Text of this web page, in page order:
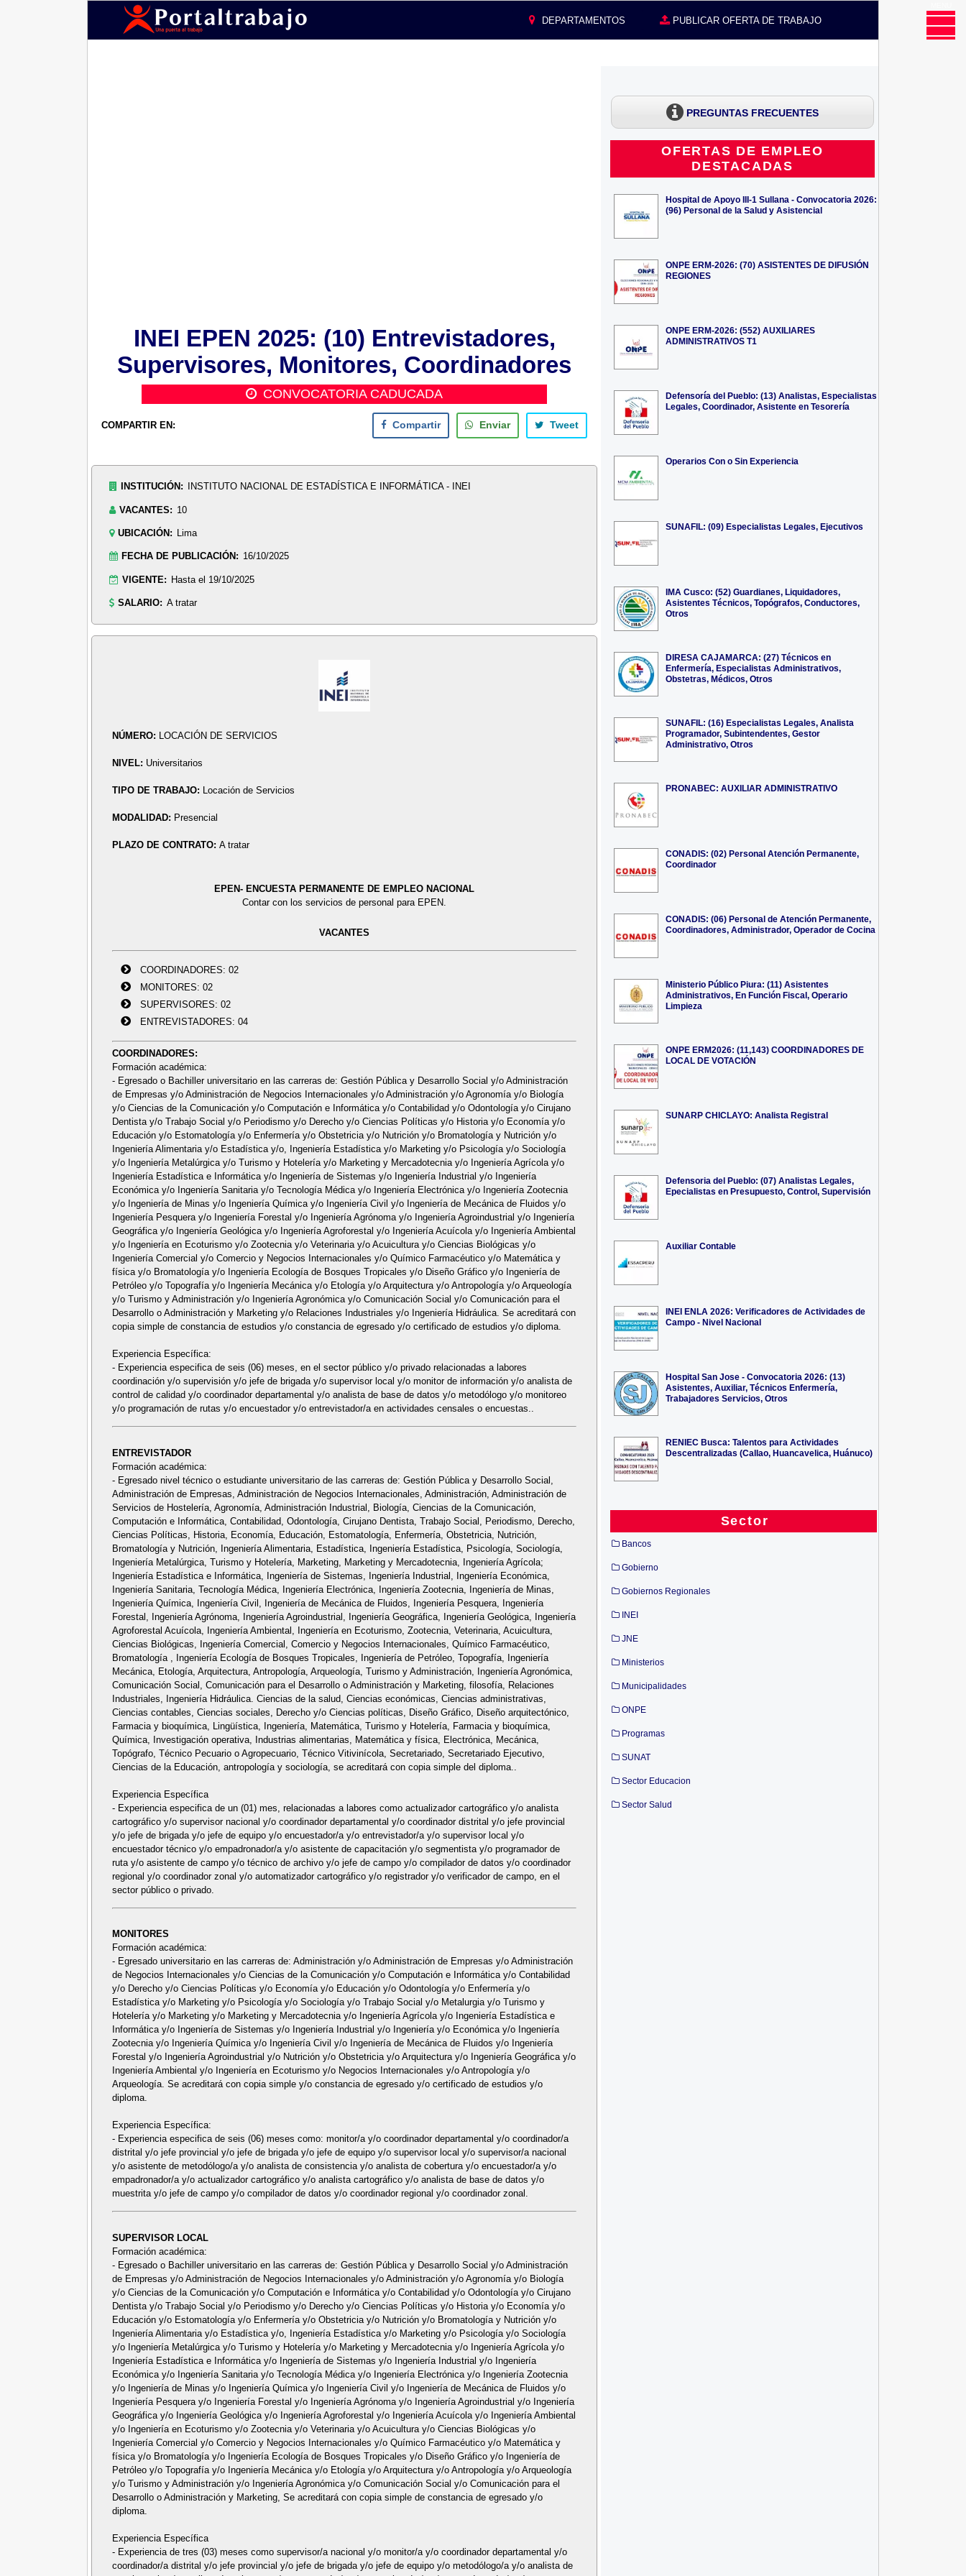
DEPARTAMENTOS PUBLICAR OFERTA DE TRABAJO
INEI EPEN 2025: (10) Entrevistadores,
Supervisores, Monitores, Coordinadores
CONVOCATORIA CADUCADA
COMPARTIR EN: Compartir Enviar Tweet
INSTITUCIÓN: INSTITUTO NACIONAL DE ESTADÍSTICA E INFORMÁTICA - INEI
VACANTES: 10
UBICACIÓN: Lima
FECHA DE PUBLICACIÓN: 16/10/2025
VIGENTE: Hasta el 19/10/2025
SALARIO: A tratar
NÚMERO: LOCACIÓN DE SERVICIOS
NIVEL: Universitarios
TIPO DE TRABAJO: Locación de Servicios
MODALIDAD: Presencial
PLAZO DE CONTRATO:A tratar
EPEN- ENCUESTA PERMANENTE DE EMPLEO NACIONAL
Contar con los servicios de personal para EPEN.
VACANTES
COORDINADORES: 02
MONITORES: 02
SUPERVISORES: 02
ENTREVISTADORES: 04
COORDINADORES:
Formación académica:
- Egresado o Bachiller universitario en las carreras de: Gestión Pública y Desarrollo Social y/o Administración
de Empresas y/o Administración de Negocios Internacionales y/o Administración y/o Agronomía y/o Biología
y/o Ciencias de la Comunicación y/o Computación e Informática y/o Contabilidad y/o Odontología y/o Cirujano
Dentista y/o Trabajo Social y/o Periodismo y/o Derecho y/o Ciencias Políticas y/o Historia y/o Economía y/o
Educación y/o Estomatología y/o Enfermería y/o Obstetricia y/o Nutrición y/o Bromatología y Nutrición y/o
Ingeniería Alimentaria y/o Estadística y/o, Ingeniería Estadística y/o Marketing y/o Psicología y/o Sociología
y/o Ingeniería Metalúrgica y/o Turismo y Hotelería y/o Marketing y Mercadotecnia y/o Ingeniería Agrícola y/o
Ingeniería Estadística e Informática y/o Ingeniería de Sistemas y/o Ingeniería Industrial y/o Ingeniería
Económica y/o Ingeniería Sanitaria y/o Tecnología Médica y/o Ingeniería Electrónica y/o Ingeniería Zootecnia
y/o Ingeniería de Minas y/o Ingeniería Química y/o Ingeniería Civil y/o Ingeniería de Mecánica de Fluidos y/o
Ingeniería Pesquera y/o Ingeniería Forestal y/o Ingeniería Agrónoma y/o Ingeniería Agroindustrial y/o Ingeniería
Geográfica y/o Ingeniería Geológica y/o Ingeniería Agroforestal y/o Ingeniería Acuícola y/o Ingeniería Ambiental
y/o Ingeniería en Ecoturismo y/o Zootecnia y/o Veterinaria y/o Acuicultura y/o Ciencias Biológicas y/o
Ingeniería Comercial y/o Comercio y Negocios Internacionales y/o Químico Farmacéutico y/o Matemática y
física y/o Bromatología y/o Ingeniería Ecología de Bosques Tropicales y/o Diseño Gráfico y/o Ingeniería de
Petróleo y/o Topografía y/o Ingeniería Mecánica y/o Etología y/o Arquitectura y/o Antropología y/o Arqueología
y/o Turismo y Administración y/o Ingeniería Agronómica y/o Comunicación Social y/o Comunicación para el
Desarrollo o Administración y Marketing y/o Relaciones Industriales y/o Ingeniería Hidráulica. Se acreditará con
copia simple de constancia de estudios y/o constancia de egresado y/o certificado de estudios y/o diploma.
Experiencia Específica:
- Experiencia especifica de seis (06) meses, en el sector público y/o privado relacionadas a labores
coordinación y/o supervisión y/o jefe de brigada y/o supervisor local y/o monitor de información y/o analista de
control de calidad y/o coordinador departamental y/o analista de base de datos y/o metodólogo y/o monitoreo
y/o programación de rutas y/o encuestador y/o entrevistador/a en actividades censales o encuestas..
ENTREVISTADOR
Formación académica:
- Egresado nivel técnico o estudiante universitario de las carreras de: Gestión Pública y Desarrollo Social,
Administración de Empresas, Administración de Negocios Internacionales, Administración, Administración de
Servicios de Hostelería, Agronomía, Administración Industrial, Biología, Ciencias de la Comunicación,
Computación e Informática, Contabilidad, Odontología, Cirujano Dentista, Trabajo Social, Periodismo, Derecho,
Ciencias Políticas, Historia, Economía, Educación, Estomatología, Enfermería, Obstetricia, Nutrición,
Bromatología y Nutrición, Ingeniería Alimentaria, Estadística, Ingeniería Estadística, Psicología, Sociología,
Ingeniería Metalúrgica, Turismo y Hotelería, Marketing, Marketing y Mercadotecnia, Ingeniería Agrícola;
Ingeniería Estadística e Informática, Ingeniería de Sistemas, Ingeniería Industrial, Ingeniería Económica,
Ingeniería Sanitaria, Tecnología Médica, Ingeniería Electrónica, Ingeniería Zootecnia, Ingeniería de Minas,
Ingeniería Química, Ingeniería Civil, Ingeniería de Mecánica de Fluidos, Ingeniería Pesquera, Ingeniería
Forestal, Ingeniería Agrónoma, Ingeniería Agroindustrial, Ingeniería Geográfica, Ingeniería Geológica, Ingeniería
Agroforestal Acuícola, Ingeniería Ambiental, Ingeniería en Ecoturismo, Zootecnia, Veterinaria, Acuicultura,
Ciencias Biológicas, Ingeniería Comercial, Comercio y Negocios Internacionales, Químico Farmacéutico,
Bromatología , Ingeniería Ecología de Bosques Tropicales, Ingeniería de Petróleo, Topografía, Ingeniería
Mecánica, Etología, Arquitectura, Antropología, Arqueología, Turismo y Administración, Ingeniería Agronómica,
Comunicación Social, Comunicación para el Desarrollo o Administración y Marketing, filosofía, Relaciones
Industriales, Ingeniería Hidráulica. Ciencias de la salud, Ciencias económicas, Ciencias administrativas,
Ciencias contables, Ciencias sociales, Derecho y/o Ciencias políticas, Diseño Gráfico, Diseño arquitectónico,
Farmacia y bioquímica, Lingüística, Ingeniería, Matemática, Turismo y Hotelería, Farmacia y bioquímica,
Química, Investigación operativa, Industrias alimentarias, Matemática y física, Electrónica, Mecánica,
Topógrafo, Técnico Pecuario o Agropecuario, Técnico Vitivinícola, Secretariado, Secretariado Ejecutivo,
Ciencias de la Educación, antropología y sociología, se acreditará con copia simple del diploma..
Experiencia Específica
- Experiencia especifica de un (01) mes, relacionadas a labores como actualizador cartográfico y/o analista
cartográfico y/o supervisor nacional y/o coordinador departamental y/o coordinador distrital y/o jefe provincial
y/o jefe de brigada y/o jefe de equipo y/o encuestador/a y/o entrevistador/a y/o supervisor local y/o
encuestador técnico y/o empadronador/a y/o asistente de capacitación y/o segmentista y/o programador de
ruta y/o asistente de campo y/o técnico de archivo y/o jefe de campo y/o compilador de datos y/o coordinador
regional y/o coordinador zonal y/o automatizador cartográfico y/o registrador y/o verificador de campo, en el
sector público o privado.
MONITORES
Formación académica:
- Egresado universitario en las carreras de: Administración y/o Administración de Empresas y/o Administración
de Negocios Internacionales y/o Ciencias de la Comunicación y/o Computación e Informática y/o Contabilidad
y/o Derecho y/o Ciencias Políticas y/o Economía y/o Educación y/o Odontología y/o Enfermería y/o
Estadística y/o Marketing y/o Psicología y/o Sociología y/o Trabajo Social y/o Metalurgia y/o Turismo y
Hotelería y/o Marketing y/o Marketing y Mercadotecnia y/o Ingeniería Agrícola y/o Ingeniería Estadística e
Informática y/o Ingeniería de Sistemas y/o Ingeniería Industrial y/o Ingeniería y/o Económica y/o Ingeniería
Zootecnia y/o Ingeniería Química y/o Ingeniería Civil y/o Ingeniería de Mecánica de Fluidos y/o Ingeniería
Forestal y/o Ingeniería Agroindustrial y/o Nutrición y/o Obstetricia y/o Arquitectura y/o Ingeniería Geográfica y/o
Ingeniería Ambiental y/o Ingeniería en Ecoturismo y/o Negocios Internacionales y/o Antropología y/o
Arqueología. Se acreditará con copia simple y/o constancia de egresado y/o certificado de estudios y/o
diploma.
Experiencia Específica:
- Experiencia especifica de seis (06) meses como: monitor/a y/o coordinador departamental y/o coordinador/a
distrital y/o jefe provincial y/o jefe de brigada y/o jefe de equipo y/o supervisor local y/o supervisor/a nacional
y/o asistente de metodólogo/a y/o analista de consistencia y/o analista de cobertura y/o encuestador/a y/o
empadronador/a y/o actualizador cartográfico y/o analista cartográfico y/o analista de base de datos y/o
muestrita y/o jefe de campo y/o compilador de datos y/o coordinador regional y/o coordinador zonal.
SUPERVISOR LOCAL
Formación académica:
- Egresado o Bachiller universitario en las carreras de: Gestión Pública y Desarrollo Social y/o Administración
de Empresas y/o Administración de Negocios Internacionales y/o Administración y/o Agronomía y/o Biología
y/o Ciencias de la Comunicación y/o Computación e Informática y/o Contabilidad y/o Odontología y/o Cirujano
Dentista y/o Trabajo Social y/o Periodismo y/o Derecho y/o Ciencias Políticas y/o Historia y/o Economía y/o
Educación y/o Estomatología y/o Enfermería y/o Obstetricia y/o Nutrición y/o Bromatología y Nutrición y/o
Ingeniería Alimentaria y/o Estadística y/o, Ingeniería Estadística y/o Marketing y/o Psicología y/o Sociología
y/o Ingeniería Metalúrgica y/o Turismo y Hotelería y/o Marketing y Mercadotecnia y/o Ingeniería Agrícola y/o
Ingeniería Estadística e Informática y/o Ingeniería de Sistemas y/o Ingeniería Industrial y/o Ingeniería
Económica y/o Ingeniería Sanitaria y/o Tecnología Médica y/o Ingeniería Electrónica y/o Ingeniería Zootecnia
y/o Ingeniería de Minas y/o Ingeniería Química y/o Ingeniería Civil y/o Ingeniería de Mecánica de Fluidos y/o
Ingeniería Pesquera y/o Ingeniería Forestal y/o Ingeniería Agrónoma y/o Ingeniería Agroindustrial y/o Ingeniería
Geográfica y/o Ingeniería Geológica y/o Ingeniería Agroforestal y/o Ingeniería Acuícola y/o Ingeniería Ambiental
y/o Ingeniería en Ecoturismo y/o Zootecnia y/o Veterinaria y/o Acuicultura y/o Ciencias Biológicas y/o
Ingeniería Comercial y/o Comercio y Negocios Internacionales y/o Químico Farmacéutico y/o Matemática y
física y/o Bromatología y/o Ingeniería Ecología de Bosques Tropicales y/o Diseño Gráfico y/o Ingeniería de
Petróleo y/o Topografía y/o Ingeniería Mecánica y/o Etología y/o Arquitectura y/o Antropología y/o Arqueología
y/o Turismo y Administración y/o Ingeniería Agronómica y/o Comunicación Social y/o Comunicación para el
Desarrollo o Administración y Marketing, Se acreditará con copia simple de constancia de egresado y/o
diploma.
Experiencia Específica
- Experiencia de tres (03) meses como supervisor/a nacional y/o monitor/a y/o coordinador departamental y/o
coordinador/a distrital y/o jefe provincial y/o jefe de brigada y/o jefe de equipo y/o metodólogo/a y/o analista de
PREGUNTAS FRECUENTES
OFERTAS DE EMPLEO
DESTACADAS
Hospital de Apoyo III-1 Sullana - Convocatoria 2026:
(96) Personal de la Salud y Asistencial
ONPE ERM-2026: (70) ASISTENTES DE DIFUSIÓN
REGIONES
ONPE ERM-2026: (552) AUXILIARES
ADMINISTRATIVOS T1
Defensoría del Pueblo: (13) Analistas, Especialistas
Legales, Coordinador, Asistente en Tesorería
Operarios Con o Sin Experiencia
SUNAFIL: (09) Especialistas Legales, Ejecutivos
IMA Cusco: (52) Guardianes, Liquidadores,
Asistentes Técnicos, Topógrafos, Conductores,
Otros
DIRESA CAJAMARCA: (27) Técnicos en
Enfermería, Especialistas Administrativos,
Obstetras, Médicos, Otros
SUNAFIL: (16) Especialistas Legales, Analista
Programador, Subintendentes, Gestor
Administrativo, Otros
PRONABEC: AUXILIAR ADMINISTRATIVO
CONADIS: (02) Personal Atención Permanente,
Coordinador
CONADIS: (06) Personal de Atención Permanente,
Coordinadores, Administrador, Operador de Cocina
Ministerio Público Piura: (11) Asistentes
Administrativos, En Función Fiscal, Operario
Limpieza
ONPE ERM2026: (11,143) COORDINADORES DE
LOCAL DE VOTACIÓN
SUNARP CHICLAYO: Analista Registral
Defensoria del Pueblo: (07) Analistas Legales,
Epecialistas en Presupuesto, Control, Supervisión
Auxiliar Contable
INEI ENLA 2026: Verificadores de Actividades de
Campo - Nivel Nacional
Hospital San Jose - Convocatoria 2026: (13)
Asistentes, Auxiliar, Técnicos Enfermería,
Trabajadores Servicios, Otros
RENIEC Busca: Talentos para Actividades
Descentralizadas (Callao, Huancavelica, Huánuco)
Sector
Bancos
Gobierno
Gobiernos Regionales
INEI
JNE
Ministerios
Municipalidades
ONPE
Programas
SUNAT
Sector Educacion
Sector Salud